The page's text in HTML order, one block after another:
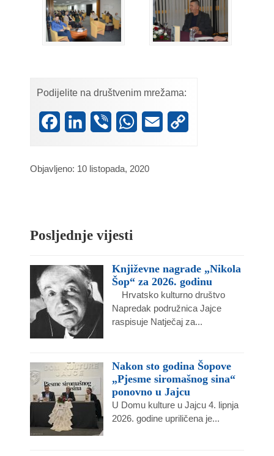
Podijelite na društvenim mrežama:
FacebookLinkedInViber WhatsApp
Email
Objavljeno: 10 listopada, 2020
Posljednje vijesti
Književne nagrade „Nikola
Šop“ za 2026. godinu
Hrvatsko kulturno društvo
Napredak podružnica Jajce
raspisuje Natječaj za...
Nakon sto godina Šopove
„Pjesme siromašnog sina“
ponovno u Jajcu
U Domu kulture u Jajcu 4. lipnja
2026. godine upriličena je...